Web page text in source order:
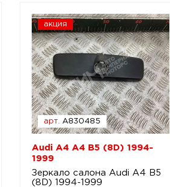
акция
арт. A830485
Audi A4 A4 B5 (8D) 1994-
1999
Зеркало салона Audi A4 B5
(8D) 1994-1999